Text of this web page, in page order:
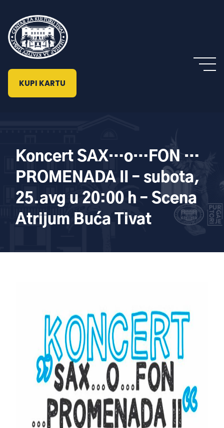
KUPI KARTU
Koncert SAX…o…FON …
PROMENADA II – subota,
25.avg u 20:00 h – Scena
Atrijum Buća Tivat